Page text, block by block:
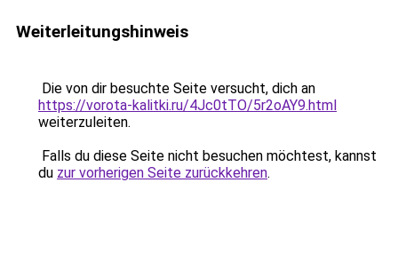
Weiterleitungshinweis
Die von dir besuchte Seite versucht, dich an
https://vorota-kalitki.ru/4Jc0tTO/5r2oAY9.html
weiterzuleiten.
Falls du diese Seite nicht besuchen möchtest, kannst
du zur vorherigen Seite zurückkehren.